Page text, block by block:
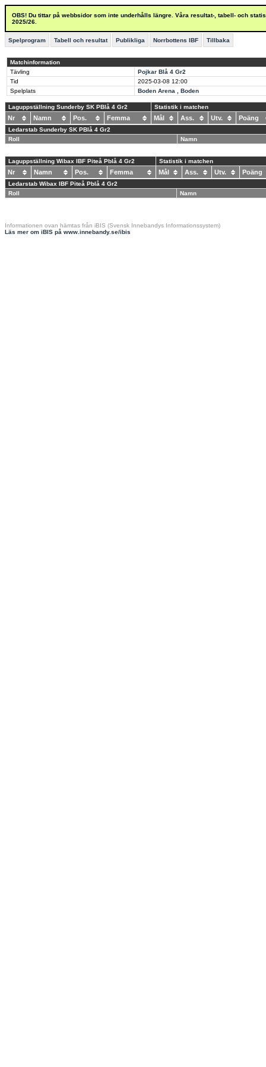
OBS! Du tittar på webbsidor som inte underhålls längre. Våra resultat-, tabell- och
2025/26.
Spelprogram Tabell och resultat Publikliga Norrbottens IBF Tillbaka
Matchinformation
Tävling
Pojkar Blå 4 Gr2
Tid
2025-03-08 12:00
Spelplats
Boden Arena , Boden
Laguppställning Sunderby SK PBlå 4 Gr2 Statistik i matchen
Nr Namn Pos. Femma Mål Ass. Utv. Poäng
Ledarstab Sunderby SK PBlå 4 Gr2
Roll
Namn
Laguppställning Wibax IBF Piteå Pblå 4 Gr2 Statistik i matchen
Nr Namn Pos. Femma Mål Ass. Utv.
Ledarstab Wibax IBF Piteå Pblå 4 Gr2
Roll
Namn
Informationen ovan hämtas från iBIS (Svensk Innebandys Informationssystem)
Läs mer om iBIS på www.innebandy.se/ibis